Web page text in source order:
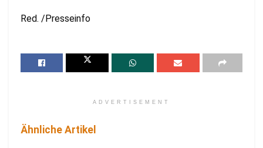
Red. /Presseinfo
ADVERTISEMENT
Ähnliche Artikel